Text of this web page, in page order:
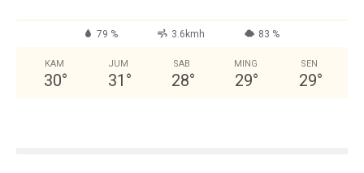
79 % 3.6kmh 83 %
KAM
30°
JUM
31 °
SAB
28°
MING
29°
SEN
29°